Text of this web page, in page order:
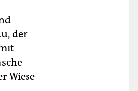
der
Wiese